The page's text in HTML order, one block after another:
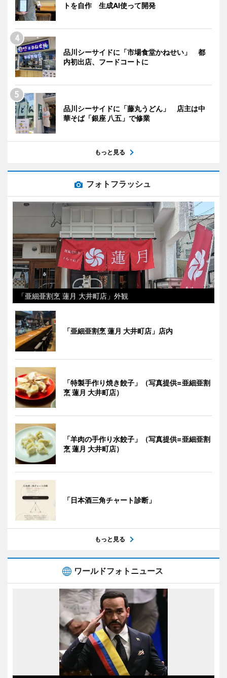
トを自作 生成AI使って開発
品川シーサイドに「市場食堂かねせい」 都
内初出店、フードコートに
品川シーサイドに「藤丸うどん」 店主は中
華そば「銀座 八五」で修業
もっと見る
フォトフラッシュ
「亜細亜割烹 蓮月 大井町店」外観
「亜細亜割烹 蓮月 大井町店」店内
「特製手作り焼き餃子」（写真提供=亜細亜割
烹 蓮月 大井町店）
「羊肉の手作り水餃子」（写真提供=亜細亜割
烹 蓮月 大井町店）
「日本酒三角チャート診断」
もっと見る
ワールドフォトニュース